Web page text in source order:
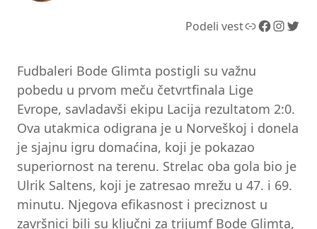
Podeli vestLink Facebook InstagramTwitter
Fudbaleri Bode Glimta postigli su važnu
pobedu u prvom meču četvrtfinala Lige
Evrope, savladavši ekipu Lacija rezultatom 2:0.
Ova utakmica odigrana je u Norveškoj i donela
je sjajnu igru domaćina, koji je pokazao
superiornost na terenu. Strelac oba gola bio je
Ulrik Saltens, koji je zatresao mrežu u 47. i 69.
minutu. Njegova efikasnost i preciznost u
završnici bili su ključni za trijumf Bode Glimta,